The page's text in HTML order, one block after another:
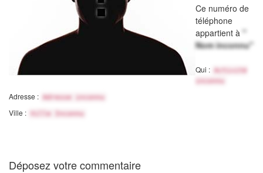
Ce numéro de
téléphone
appartient à "
Nom inconnu"
Qui :
Activité
inconnu
Adresse : Adresse inconnu
Ville : Ville Inconnu
Déposez votre commentaire